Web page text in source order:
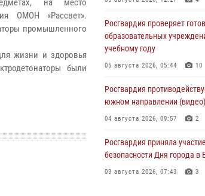
на место
ОМОН «Рассвет».
промышленного
жизни и здоровья
были
Росгвардия проверяет
образовательных
учебному году
05 августа 2026, 05:44 10
Росгвардия
южном направлении (видео)
04 августа 2026, 09:57 2
Росгвардия приняла
безопасности Дня города в
03 августа 2026, 07:43 3